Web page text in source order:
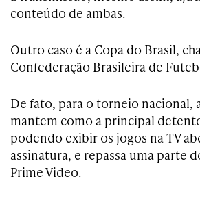
conteúdo de ambas.
Outro caso é a Copa do Brasil,
Confederação Brasileira de
De fato, para o torneio nacional,
mantem como a principal
podendo exibir os jogos na TV
assinatura, e repassa uma parte
Prime Video.